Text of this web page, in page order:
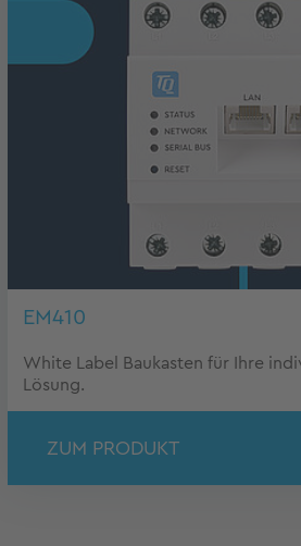
EM410
White Label Baukasten für Ihre
Lösung.
ZUM PRODUKT